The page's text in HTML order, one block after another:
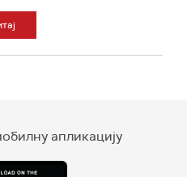
апликацију